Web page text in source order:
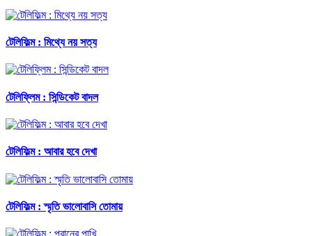
টেলিফিল্ম : মিথ্যে নয় সত্য
টেলিফ্লিম : সিন্ডিকেট বাদল
টেলিফিল্ম : আবার হবে দেখা
টেলিফিল্ম : স্মৃতি ভালোবাসি তোমায়